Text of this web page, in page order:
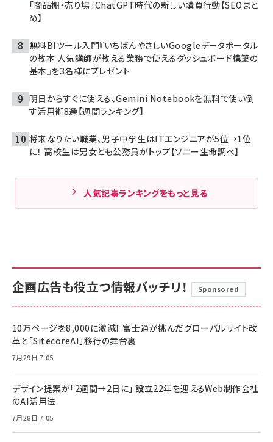
「商品棚・売り場」――ChatGPT時代の新しい購買行動【SEOまと
め】
無料BIツール入門『いちばんやさしいGoogleデータポータル
の教本 人気講師が教える業務で使えるダッシュボード構築の
基本』を3名様にプレゼント
明日からすぐに使える、Gemini Notebookを無料で使い倒
す活用術8選【週間ランキング】
将来なりたい職業、男子中学生はITエンジニアが5位→1位
に！ 高校生は男女とも公務員がトップ【ソニー生命調べ】
人気記事ランキングをもっと見る
企画広告も役立つ情報バッチリ！ Sponsored
10万ページを8,000に激減！ 富士通が挑んだグローバルサイト改
革と「SitecoreAI」移行の舞台裏
7月29日 7:05
デザイン提案が「2週間→2日に」 設立22年を迎えるWeb制作会社
のAI活用法
7月28日 7:05